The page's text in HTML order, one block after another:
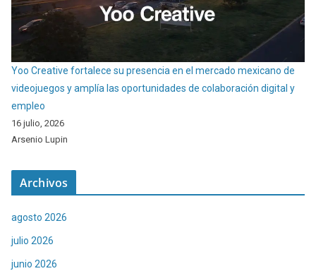
Yoo Creative fortalece su presencia en el mercado mexicano de
videojuegos y amplía las oportunidades de colaboración digital y
empleo
16 julio, 2026
Arsenio Lupin
Archivos
agosto 2026
julio 2026
junio 2026